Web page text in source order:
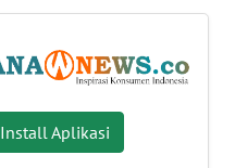
Install Aplikasi